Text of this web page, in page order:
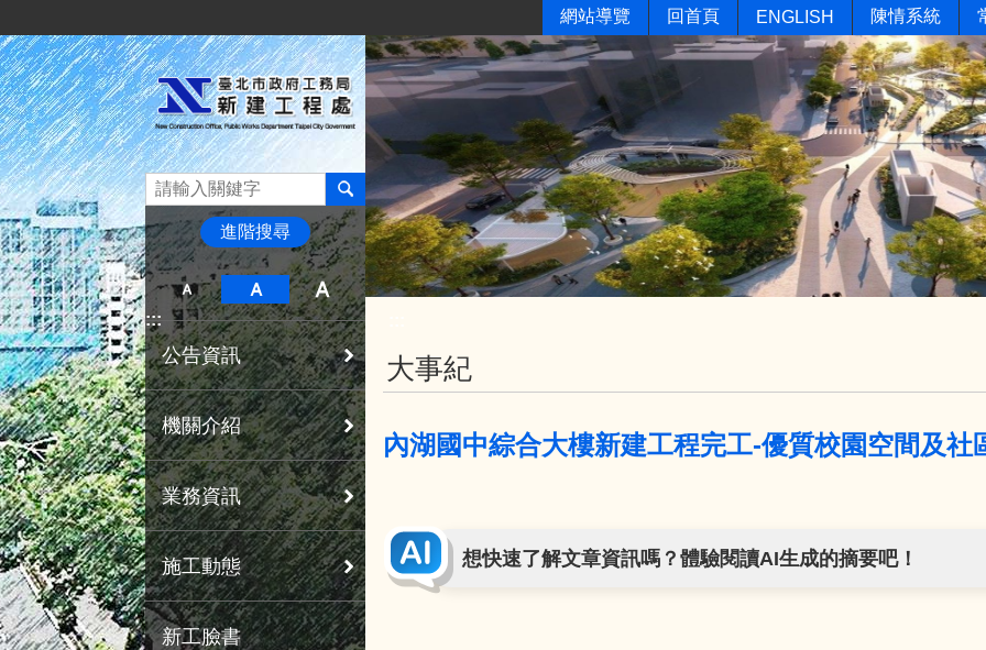
網站導覽 回首頁 ENGLISH 陳情系統
進階搜尋
:::
公告資訊
機關介紹
業務資訊
施工動態
新工臉書
大事紀
內湖國中綜合大樓新建工程完工-優質校園空間及社
想快速了解文章資訊嗎？體驗閱讀AI生成的摘要吧！